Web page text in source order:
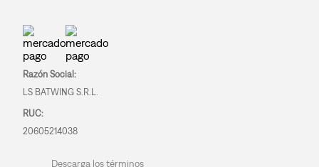
Razón Social:
LS BATWING S.R.L.
RUC:
20605214038
Descarga los términos